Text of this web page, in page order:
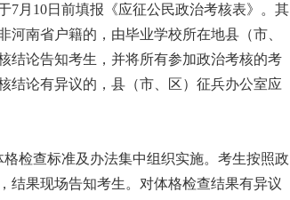
7月10日前填报《应征公民政治考核表》。其
南省户籍的，由毕业学校所在地县（市、
结论告知考生，并将所有参加政治考核的考
结论有异议的，县（市、区）征兵办公室应
检查标准及办法集中组织实施。考生按照政
结果现场告知考生。对体格检查结果有异议